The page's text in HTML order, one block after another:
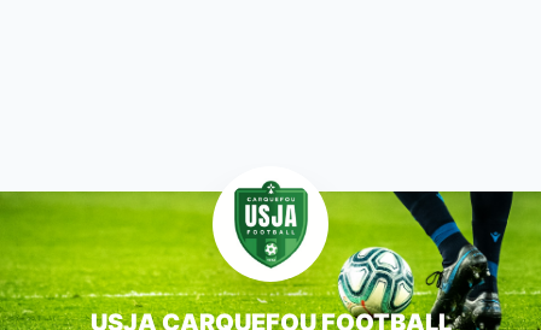
USJA CARQUEFOU FOOTBALL